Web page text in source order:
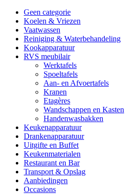
Geen categorie
Koelen & Vriezen
Vaatwassen
Reiniging & Waterbehandeling
Kookapparatuur
RVS meubilair
Werktafels
Spoeltafels
Aan- en Afvoertafels
Kranen
Etagères
Wandschappen en Kasten
Handenwasbakken
Keukenapparatuur
Drankenapparatuur
Uitgifte en Buffet
Keukenmaterialen
Restaurant en Bar
Transport & Opslag
Aanbiedingen
Occasions